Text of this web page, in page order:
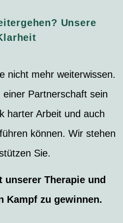
Unsere
nicht mehr weiterwissen.
Partnerschaft sein
harter Arbeit und auch
können. Wir stehen
Sie.
Therapie und
Kampf zu gewinnen.